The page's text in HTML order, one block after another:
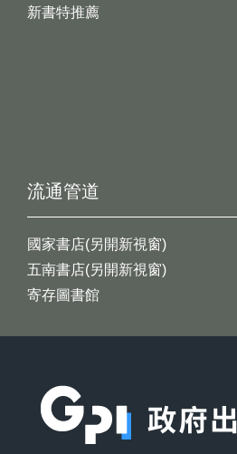
新書特推薦
流通管道
國家書店(另開新視窗)
五南書店(另開新視窗)
寄存圖書館